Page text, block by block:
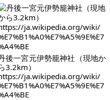
後一宮元伊勢籠神社（現地か
3.2km）
ja.wikipedia.org/wiki/